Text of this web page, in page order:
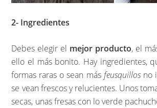
2- Ingredientes
Debes elegir el mejor producto, el
ello el más bonito. Hay ingredientes,
formas raras o sean más feusquillosno
se vean frescos y relucientes. Unos
secas, unas fresas con lo verde